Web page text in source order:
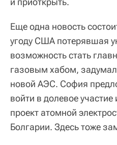
Еще одна новость
угоду США потерявшая
возможность стать
газовым хабом,
новой АЭС. София
войти в долевое
проект атомной
Болгарии. Здесь тоже